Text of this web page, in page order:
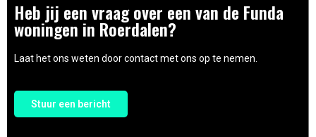
Heb jij een vraag over een van de Funda
woningen in Roerdalen?
Laat het ons weten door contact met ons op te nemen.
Stuur een bericht